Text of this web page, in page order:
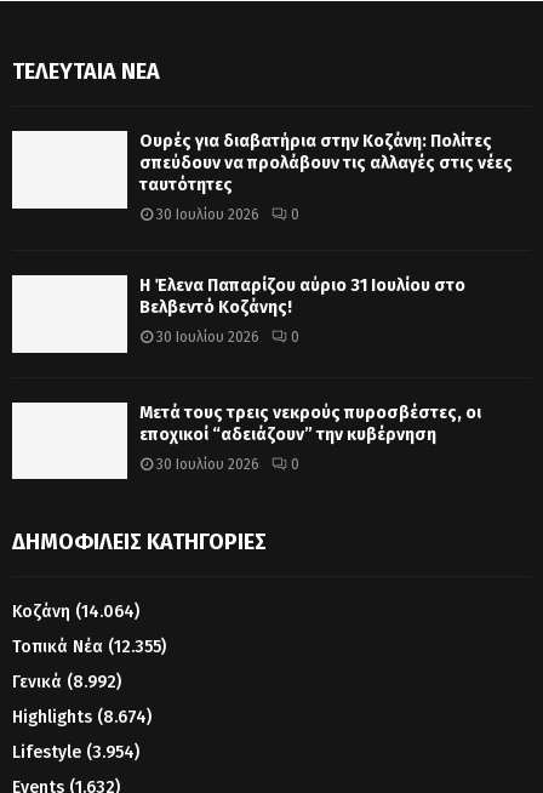
ΤΕΛΕΥΤΑΊΑ ΝΈΑ
Ουρές για διαβατήρια στην Κοζάνη: Πολίτες
σπεύδουν να προλάβουν τις αλλαγές στις νέες
ταυτότητες
30 Ιουλίου 2026 0
Η Έλενα Παπαρίζου αύριο 31 Ιουλίου στο
Βελβεντό Κοζάνης!
30 Ιουλίου 2026 0
Μετά τους τρεις νεκρούς πυροσβέστες, οι
εποχικοί “αδειάζουν” την κυβέρνηση
30 Ιουλίου 2026 0
ΔΗΜΟΦΙΛΕΊΣ ΚΑΤΗΓΟΡΊΕΣ
Κοζάνη (14.064)
Τοπικά Νέα (12.355)
Γενικά (8.992)
Highlights (8.674)
Lifestyle (3.954)
Events (1.632)